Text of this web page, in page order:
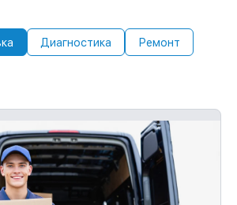
Диагностика Ремонт